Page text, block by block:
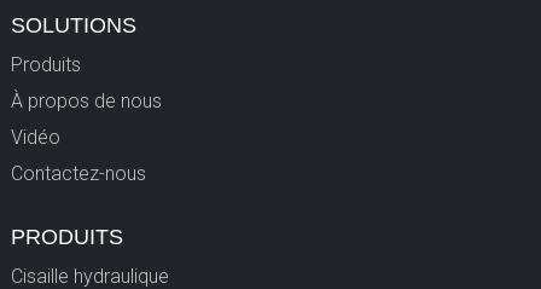
SOLUTIONS
Produits
À propos de nous
Vidéo
Contactez-nous
PRODUITS
Cisaille hydraulique